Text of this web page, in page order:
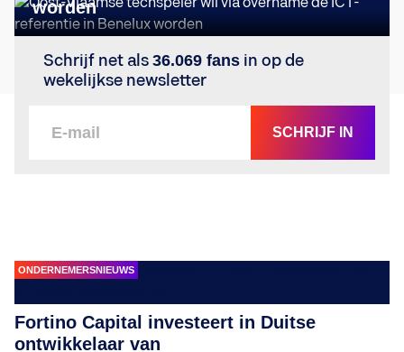
worden
Schrijf net als 36.069 fans in op de
wekelijkse newsletter
SCHRIJF IN
ONDERNEMERSNIEUWS
Fortino Capital investeert in Duitse
ontwikkelaar van